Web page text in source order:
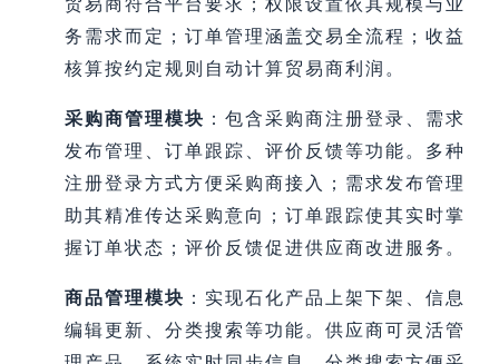
贸易商符合平台要求；权限设置依其规模与业
务需求而定；订单管理涵盖交易全流程；收益
核算按约定规则自动计算贸易商利润。
采购商管理模块 ：包含采购商注册登录、需求
发布管理、订单跟踪、评价反馈等功能。多种
注册登录方式方便采购商接入；需求发布管理
助其精准传达采购意向；订单跟踪使其实时掌
握订单状态；评价反馈促进供应商改进服务。
商品管理模块 ：实现石化产品上架下架、信息
编辑更新、分类搜索等功能。供应商可灵活管